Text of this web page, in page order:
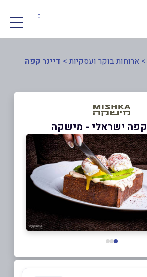
0
> ארוחות בוקר ועסקיות > דיינר קפה
קפה ישראלי - מישקה